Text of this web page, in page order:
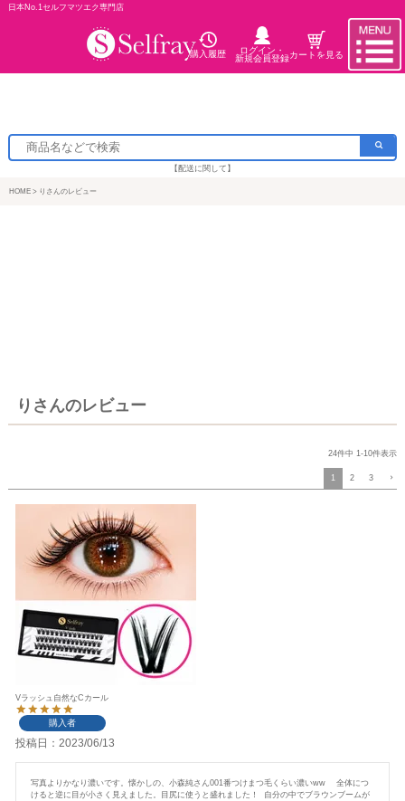
日本No.1セルフマツエク専門店
購入履歴
ログイン・
新規会員登録カートを見る
【配送に関して】
HOME りさんのレビュー
りさんのレビュー
24件中 1-10件表示
1 2 3
Vラッシュ自然なCカール
購入者
投稿日 2023/06/13
写真よりかなり濃いです。懐かしの、小森純さん001番つけまつ毛くらい濃いww    全体につ
けると逆に目が小さく見えました。目尻に使うと盛れました！  自分の中でブラウンブームが